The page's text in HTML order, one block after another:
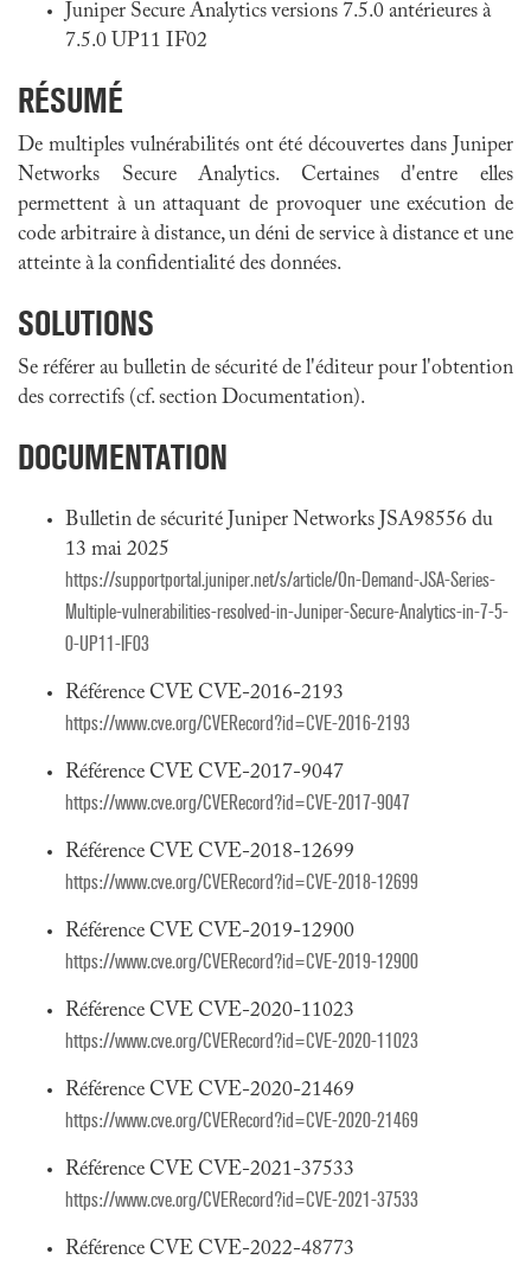
Juniper Secure Analytics versions 7.5.0 antérieures à
7.5.0 UP11 IF02
RÉSUMÉ
De multiples vulnérabilités ont été découvertes dans Juniper
Networks Secure Analytics. Certaines d'entre elles
permettent à un attaquant de provoquer une exécution de
code arbitraire à distance, un déni de service à distance et une
atteinte à la confidentialité des données.
SOLUTIONS
Se référer au bulletin de sécurité de l'éditeur pour l'obtention
des correctifs (cf. section Documentation).
DOCUMENTATION
Bulletin de sécurité Juniper Networks JSA98556 du
13 mai 2025
https://supportportal.juniper.net/s/article/On-Demand-JSA-Series-
Multiple-vulnerabilities-resolved-in-Juniper-Secure-Analytics-in-7-5-
0-UP11-IF03
Référence CVE CVE-2016-2193
https://www.cve.org/CVERecord?id=CVE-2016-2193
Référence CVE CVE-2017-9047
https://www.cve.org/CVERecord?id=CVE-2017-9047
Référence CVE CVE-2018-12699
https://www.cve.org/CVERecord?id=CVE-2018-12699
Référence CVE CVE-2019-12900
https://www.cve.org/CVERecord?id=CVE-2019-12900
Référence CVE CVE-2020-11023
https://www.cve.org/CVERecord?id=CVE-2020-11023
Référence CVE CVE-2020-21469
https://www.cve.org/CVERecord?id=CVE-2020-21469
Référence CVE CVE-2021-37533
https://www.cve.org/CVERecord?id=CVE-2021-37533
Référence CVE CVE-2022-48773